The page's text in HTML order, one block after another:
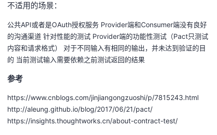
不适用的场景：
公共API或者是OAuth授权服务 Provider端和Consumer端没有良好
的沟通渠道 针对性能的测试 Provider端的功能性测试（Pact只测试
内容和请求格式） 对于不同输入有相同的输出，并未达到验证的目
的 当前测试输入需要依赖之前测试返回的结果
参考
https://www.cnblogs.com/jinjiangongzuoshi/p/7815243.html
http://aleung.github.io/blog/2017/06/21/pact/
https://insights.thoughtworks.cn/about-contract-test/